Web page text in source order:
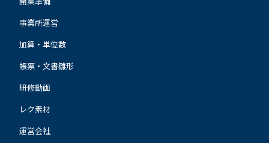
事業所運営
加算・単位数
帳票・文書雛形
研修動画
レク素材
運営会社